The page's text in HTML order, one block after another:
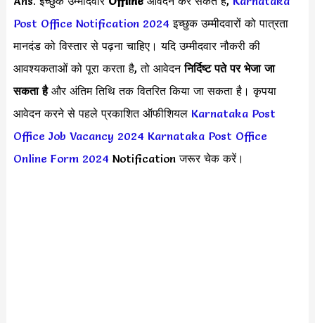
Post Office Notification 2024 इच्छुक उम्मीदवारों को पात्रता
मानदंड को विस्तार से पढ़ना चाहिए। यदि उम्मीदवार नौकरी की
आवश्यकताओं को पूरा करता है, तो आवेदननिर्दिष्ट पते पर भेजा जा
सकता हैऔर अंतिम तिथि तक वितरित किया जा सकता है। कृपया
आवेदन करने से पहले प्रकाशित ऑफीशियल Karnataka Post
Office Job Vacancy 2024 Karnataka Post Office
Online Form 2024 Notification जरूर चेक करें।